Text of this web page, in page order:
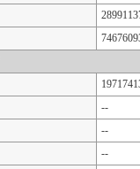
--
--
--